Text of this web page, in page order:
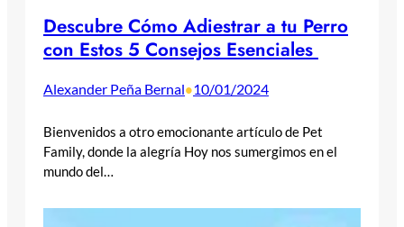
Descubre Cómo Adiestrar a tu Perro
con Estos 5 Consejos Esenciales
Alexander Peña Bernal•10/01/2024
Bienvenidos a otro emocionante artículo de Pet
Family, donde la alegría Hoy nos sumergimos en el
mundo del…